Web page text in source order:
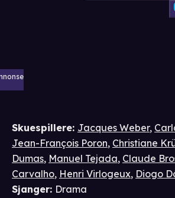
Skuespillere: Jacques Weber,
Jean-François Poron, Christiane
Dumas, Manuel Tejada, Claude
Carvalho, Henri Virlogeux, Diogo
Sjanger: Drama